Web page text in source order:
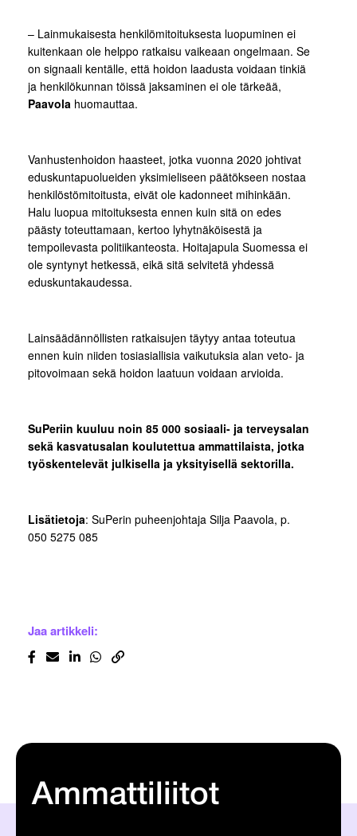
– Lainmukaisesta henkilömitoituksesta luopuminen ei
kuitenkaan ole helppo ratkaisu vaikeaan ongelmaan. Se
on signaali kentälle, että hoidon laadusta voidaan tinkiä
ja henkilökunnan töissä jaksaminen ei ole tärkeää,
Paavola huomauttaa.
Vanhustenhoidon haasteet, jotka vuonna 2020 johtivat
eduskuntapuolueiden yksimieliseen päätökseen nostaa
henkilöstömitoitusta, eivät ole kadonneet mihinkään.
Halu luopua mitoituksesta ennen kuin sitä on edes
päästy toteuttamaan, kertoo lyhytnäköisestä ja
tempoilevasta politiikanteosta. Hoitajapula Suomessa ei
ole syntynyt hetkessä, eikä sitä selvitetä yhdessä
eduskuntakaudessa.
Lainsäädännöllisten ratkaisujen täytyy antaa toteutua
ennen kuin niiden tosiasiallisia vaikutuksia alan veto- ja
pitovoimaan sekä hoidon laatuun voidaan arvioida.
SuPeriin kuuluu noin 85 000 sosiaali- ja terveysalan
sekä kasvatusalan koulutettua ammattilaista, jotka
työskentelevät julkisella ja yksityisellä sektorilla.
Lisätietoja: SuPerin puheenjohtaja Silja Paavola, p.
050 5275 085
Jaa artikkeli:
Ammattiliitot